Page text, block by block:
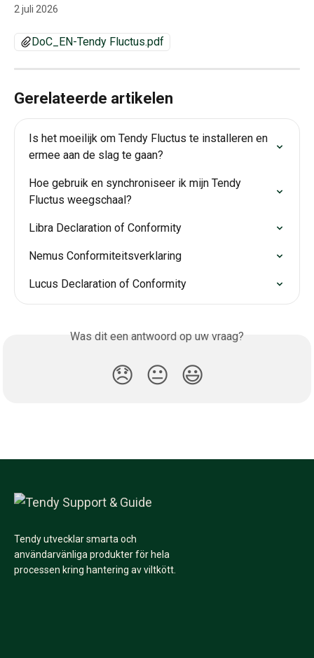
2 juli 2026
DoC_EN-Tendy Fluctus.pdf
Gerelateerde artikelen
Is het moeilijk om Tendy Fluctus te installeren en
ermee aan de slag te gaan?
Hoe gebruik en synchroniseer ik mijn Tendy
Fluctus weegschaal?
Libra Declaration of Conformity
Nemus Conformiteitsverklaring
Lucus Declaration of Conformity
Was dit een antwoord op uw vraag?
😞 😐 😃
Tendy utvecklar smarta och
användarvänliga produkter för hela
processen kring hantering av viltkött.